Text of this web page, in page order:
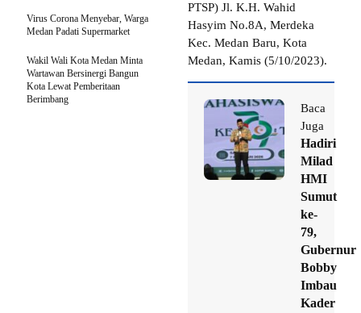
PTSP) Jl. K.H. Wahid
Hasyim No.8A, Merdeka
Kec. Medan Baru, Kota
Medan, Kamis (5/10/2023).
Baca
Juga
Hadiri
Milad
HMI
Sumut
ke-
79,
Gubernur
Bobby
Imbau
Kader
Virus Corona Menyebar, Warga
Medan Padati Supermarket
Wakil Wali Kota Medan Minta
Wartawan Bersinergi Bangun
Kota Lewat Pemberitaan
Berimbang